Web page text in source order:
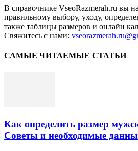
В справочнике VseoRazmerah.ru вы
правильному выбору, уходу,
также таблицы размеров и онлайн
Свяжитесь с нами:
САМЫЕ ЧИТАЕМЫЕ СТАТЬИ
Как определить размер
Советы и необходимые